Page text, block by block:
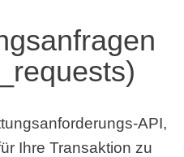
API,
Ihre Transaktion zu